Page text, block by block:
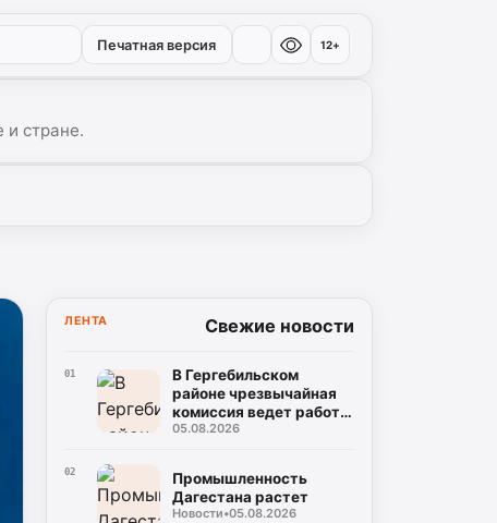
Печатная версия 12+
и стране.
ЛЕНТА Свежие новости
01
В Гергебильском
районе чрезвычайная
комиссия ведет работу
по оценке последствий
05.08.2026
02
Промышленность
Дагестана растет
Новости•05.08.2026